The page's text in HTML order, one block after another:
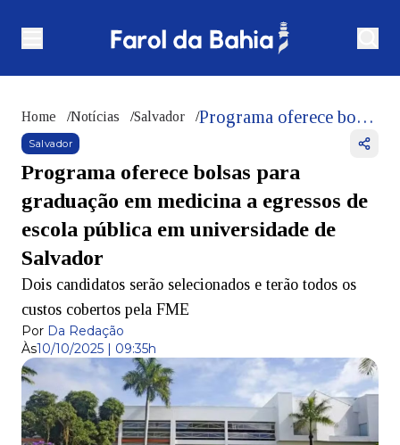
Home /Notícias /Salvador / Programa oferece bolsas para graduação em medicina a egressos de escola pública em universidade de Salvador
Salvador
Programa oferece bolsas para
graduação em medicina a egressos de
escola pública em universidade de
Salvador
Dois candidatos serão selecionados e terão todos os
custos cobertos pela FME
Por Da Redação
Às10/10/2025 | 09:35h